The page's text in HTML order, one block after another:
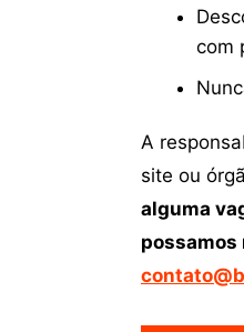
com
A
site ou
alguma
possamos